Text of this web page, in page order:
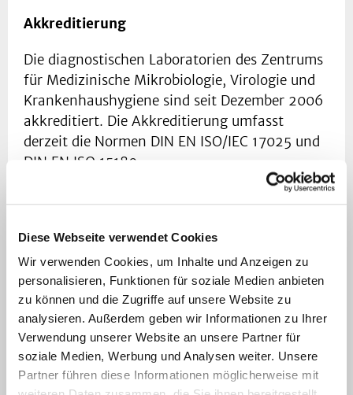
Diese Webseite verwendet Cookies
Wir verwenden Cookies, um Inhalte und Anzeigen zu
personalisieren, Funktionen für soziale Medien anbieten
zu können und die Zugriffe auf unsere Website zu
analysieren. Außerdem geben wir Informationen zu Ihrer
Verwendung unserer Website an unsere Partner für
soziale Medien, Werbung und Analysen weiter. Unsere
Partner führen diese Informationen möglicherweise mit
Akkreditierung
Die diagnostischen Laboratorien des Zentrums
für Medizinische Mikrobiologie, Virologie und
Krankenhaushygiene sind seit Dezember 2006
akkreditiert. Die Akkreditierung umfasst
derzeit die Normen DIN EN ISO/IEC 17025 und
DIN EN ISO 15189.
Die diagnostischen Laboratorien sind durch die
Laborparameter rasch in den
Akkreditierungsbereich aufnehmen zu können.
Die aktuelle Verfahrensliste der flexibel
akkreditierten Parameter finden Sie hier:
ML-Liste
PL-Liste
Die aktuelle Akkreditierungsurkunden inkl.